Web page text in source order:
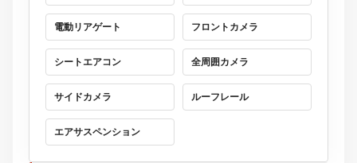
電動リアゲート フロントカメラ
シートエアコン 全周囲カメラ
サイドカメラ ルーフレール
エアサスペンション